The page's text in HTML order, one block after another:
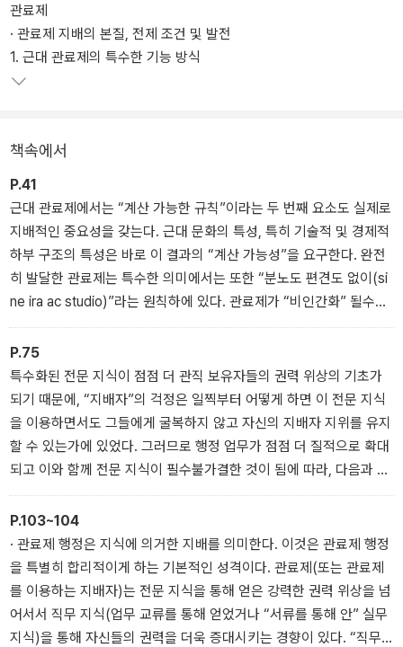
막스 베버가 1918년 오스트리아 장교들에게 한 강연문 〈사회주의〉이
다.
관료제
· 관료제 지배의 본질, 전제 조건 및 발전
1. 근대 관료제의 특수한 기능 방식
책속에서
P.41
근대 관료제에서는 “계산 가능한 규칙”이라는 두 번째 요소도 실제로
지배적인 중요성을 갖는다. 근대 문화의 특성, 특히 기술적 및 경제적
하부 구조의 특성은 바로 이 결과의 “계산 가능성”을 요구한다. 완전
히 발달한 관료제는 특수한 의미에서는 또한 “분노도 편견도 없이(si
ne ira ac studio)”라는 원칙하에 있다. 관료제가 “비인간화” 될수록,
다시 말해서 관료제의 미덕으로 찬양되는 특수한 성질이 완전하게 달
성될수록, 관료제는 자본주의에 어울리는 특수한 성질을 더 완전하게
발전시킨다. 여기에서 관료제의 미덕이란 사랑, 미움, 일체의 순전히
개인적인 감정 요소, 일반적으로 계산할 수 없는 모든 비합리적인 감
정 요소를 직무 처리에서 배제하는 것을 의미한다. 개인적인 동정, 호
의, 은총, 감사에 의해 움직인 구질서의 지배자 대신에, 근대 문화는
─ 바로 그 문화가 복잡해지고 전문화될수록 그것을 지탱하는 외적 장
전문가를 필요로 한다.
P.75
특수화된 전문 지식이 점점 더 관직 보유자들의 권력 위상의 기초가
되기 때문에, “지배자”의 걱정은 일찍부터 어떻게 하면 이 전문 지식
을 이용하면서도 그들에게 굴복하지 않고 자신의 지배자 지위를 유지
할 수 있는가에 있었다. 그러므로 행정 업무가 점점 더 질적으로 확대
되고 이와 함께 전문 지식이 필수불가결한 것이 됨에 따라, 다음과 같
은 현상이 매우 전형적인 방식으로 나타난다. 즉 지배자는 믿을 수 있
는 몇몇 심복들과 그때그때마다 상의하거나 또는 상황이 어려울 때
그들을 이따금 회의에 소집해서는 더 이상 국정을 꾸려나갈 수 없어,
이제는 상설적으로 열리는 합의제적인 자문 및 의결 단체?“궁정외 고
문관 회의”는 이에 이르는 특징적인 과도현상이다?로 둘러싸인다(국
무 고문 회의, 추밀원, 최고 간부 회의, 내각, 의정부, 총리아문, 외무
부 등).
P.103~104
· 관료제 행정은 지식에 의거한 지배를 의미한다. 이것은 관료제 행정
을 특별히 합리적이게 하는 기본적인 성격이다. 관료제(또는 관료제
를 이용하는 지배자)는 전문 지식을 통해 얻은 강력한 권력 위상을 넘
어서서 직무 지식(업무 교류를 통해 얻었거나 “서류를 통해 안” 실무
지식)을 통해 자신들의 권력을 더욱 증대시키는 경향이 있다. “직무